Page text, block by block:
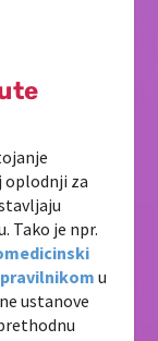
za
Tako je npr.
pravilnikom u
ustanove